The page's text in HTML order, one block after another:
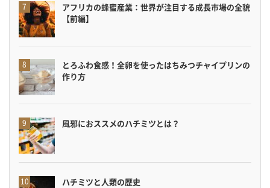
アフリカの蜂蜜産業：世界が注目する成長市場の全貌
【前編】
とろふわ食感！全卵を使ったはちみつチャイプリンの
作り方
風邪におススメのハチミツとは？
ハチミツと人類の歴史